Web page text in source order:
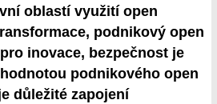
oblastí využití open
podnikový open
inovace, bezpečnost je
podnikového open
důležité zapojení